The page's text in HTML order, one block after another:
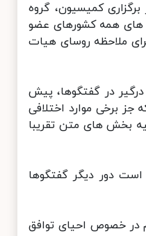
کمیسیون، گروه
همه کشورهای عضو
ملاحظه روسای هیات
در گفتگوها، پیش
برخی موارد اختلافی
بخش های متن تقریبا
دور دیگر گفتگوها
خصوص احیای توافق